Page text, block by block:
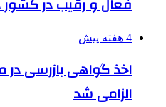
فعال و رقیب در کشور
4 هفته پیش
اخذ گواهی بازرسی در
الزامی شد